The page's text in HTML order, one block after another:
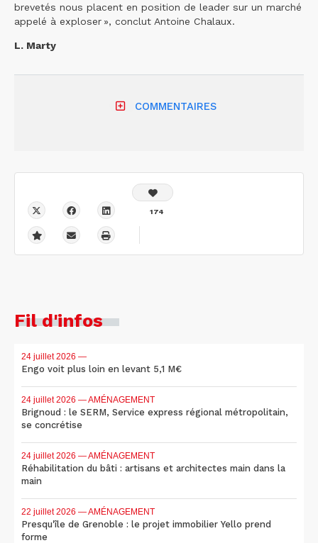
brevetés nous placent en position de leader sur un marché
appelé à exploser », conclut Antoine Chalaux.
L. Marty
COMMENTAIRES
174
Fil d'infos
24 juillet 2026 —
Engo voit plus loin en levant 5,1 M€
24 juillet 2026 — AMÉNAGEMENT
Brignoud : le SERM, Service express régional métropolitain,
se concrétise
24 juillet 2026 — AMÉNAGEMENT
Réhabilitation du bâti : artisans et architectes main dans la
main
22 juillet 2026 — AMÉNAGEMENT
Presqu'île de Grenoble : le projet immobilier Yello prend
forme